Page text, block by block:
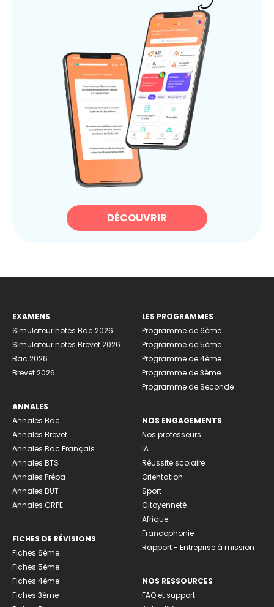
DÉCOUVRIR
EXAMENS
Simulateur notes Bac 2026
Simulateur notes Brevet 2026
Bac 2026
Brevet 2026
ANNALES
Annales Bac
Annales Brevet
Annales Bac Français
Annales BTS
Annales Prépa
Annales BUT
Annales CRPE
FICHES DE RÉVISIONS
Fiches 6ème
Fiches 5ème
Fiches 4ème
Fiches 3ème
LES PROGRAMMES
Programme de 6ème
Programme de 5ème
Programme de 4ème
Programme de 3ème
Programme de Seconde
NOS ENGAGEMENTS
Nos professeurs
IA
Réussite scolaire
Orientation
Sport
Citoyenneté
Afrique
Francophonie
Rapport - Entreprise à mission
NOS RESSOURCES
FAQ et support